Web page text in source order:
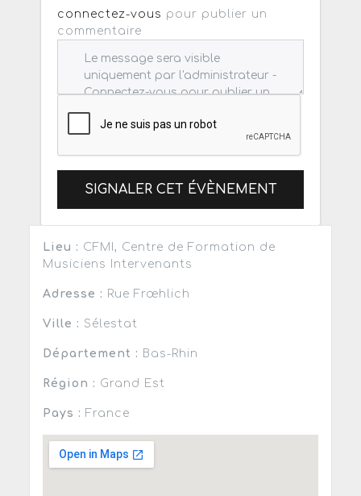
connectez-vous pour publier un
commentaire
SIGNALER CET ÉVÈNEMENT
Lieu : CFMI, Centre de Formation de
Musiciens Intervenants
Adresse : Rue Frœhlich
Ville : Sélestat
Département : Bas-Rhin
Région : Grand Est
Pays : France